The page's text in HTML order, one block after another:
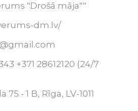
"Drošā māja""
dm.lv/
+371 28612120 (24/7
75 - 1 B, Rīga, LV-1011